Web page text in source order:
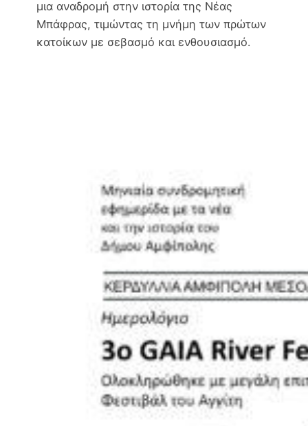
μια αναδρομή στην ιστορία της Νέας
Μπάφρας, τιμώντας τη μνήμη των πρώτων
κατοίκων με σεβασμό και ενθουσιασμό.